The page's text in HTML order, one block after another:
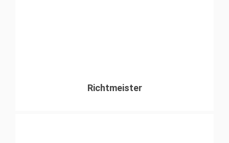
Richtmeister